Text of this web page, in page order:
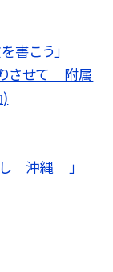
書こう」
りさせて 附属
し 沖縄 」